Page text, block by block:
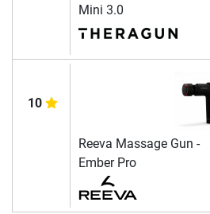
Mini 3.0
10
Reeva Massage Gun -
Ember Pro